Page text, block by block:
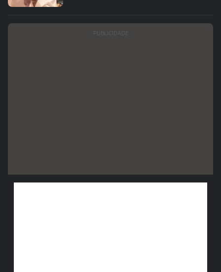
PUBLICIDADE